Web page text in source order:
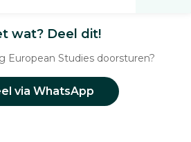
wat? Deel dit!
European Studies doorsturen?
via WhatsApp